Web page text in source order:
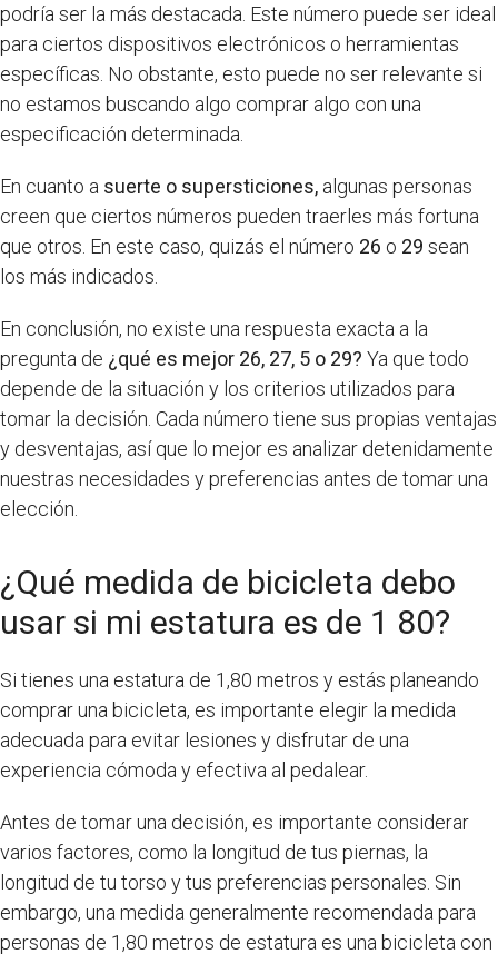
podría ser la más destacada. Este número puede ser ideal
para ciertos dispositivos electrónicos o herramientas
específicas. No obstante, esto puede no ser relevante si
no estamos buscando algo comprar algo con una
especificación determinada.
En cuanto a suerte o supersticiones, algunas personas
creen que ciertos números pueden traerles más fortuna
que otros. En este caso, quizás el número 26 o 29 sean
los más indicados.
En conclusión, no existe una respuesta exacta a la
pregunta de ¿qué es mejor 26, 27, 5 o 29? Ya que todo
depende de la situación y los criterios utilizados para
tomar la decisión. Cada número tiene sus propias ventajas
y desventajas, así que lo mejor es analizar detenidamente
nuestras necesidades y preferencias antes de tomar una
elección.
¿Qué medida de bicicleta debo
usar si mi estatura es de 1 80?
Si tienes una estatura de 1,80 metros y estás planeando
comprar una bicicleta, es importante elegir la medida
adecuada para evitar lesiones y disfrutar de una
experiencia cómoda y efectiva al pedalear.
Antes de tomar una decisión, es importante considerar
varios factores, como la longitud de tus piernas, la
longitud de tu torso y tus preferencias personales. Sin
embargo, una medida generalmente recomendada para
personas de 1,80 metros de estatura es una bicicleta con